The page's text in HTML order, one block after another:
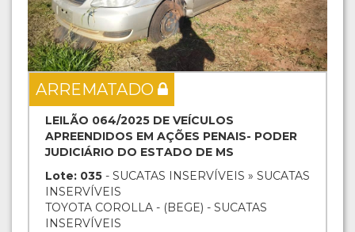
ARREMATADO
LEILÃO 064/2025 DE VEÍCULOS
APREENDIDOS EM AÇÕES PENAIS- PODER
JUDICIÁRIO DO ESTADO DE MS
Lote: 035 - SUCATAS INSERVÍVEIS » SUCATAS
INSERVÍVEIS
TOYOTA COROLLA - (BEGE) - SUCATAS
INSERVÍVEIS